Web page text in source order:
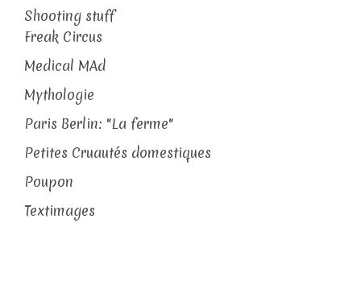
Shooting stuff
Freak Circus
Medical MAd
Mythologie
Paris Berlin: "La ferme"
Petites Cruautés domestiques
Poupon
Textimages